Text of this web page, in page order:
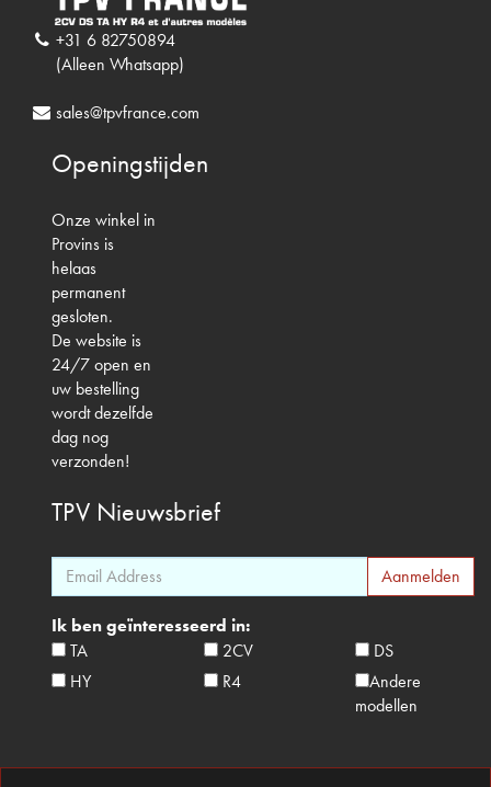
+31 6 82750894
(Alleen Whatsapp)
sales@tpvfrance.com
Openingstijden
Onze winkel in
Provins is
helaas
permanent
gesloten.
De website is
24/7 open en
uw bestelling
wordt dezelfde
dag nog
verzonden!
TPV Nieuwsbrief
Ik ben geïnteresseerd in:
TA
2CV
DS
HY
R4
Andere
modellen